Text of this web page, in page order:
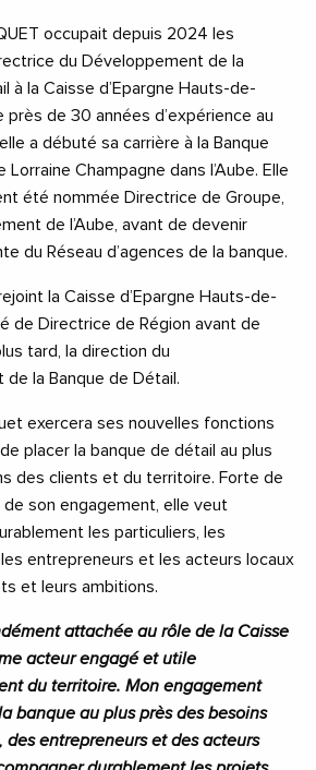
occupait depuis 2024 les
du Développement de la
à la Caisse d’Epargne Hauts-de-
près de 30 années d’expérience au
a débuté sa carrière à la Banque
Lorraine Champagne dans l’Aube. Elle
été nommée Directrice de Groupe,
de l’Aube, avant de devenir
du Réseau d’agences de la banque.
la Caisse d’Epargne Hauts-de-
de Directrice de Région avant de
tard, la direction du
de la Banque de Détail.
exercera ses nouvelles fonctions
placer la banque de détail au plus
des clients et du territoire. Forte de
son engagement, elle veut
les particuliers, les
entrepreneurs et les acteurs locaux
et leurs ambitions.
attachée au rôle de la Caisse
acteur engagé et utile
du territoire. Mon engagement
banque au plus près des besoins
des entrepreneurs et des acteurs